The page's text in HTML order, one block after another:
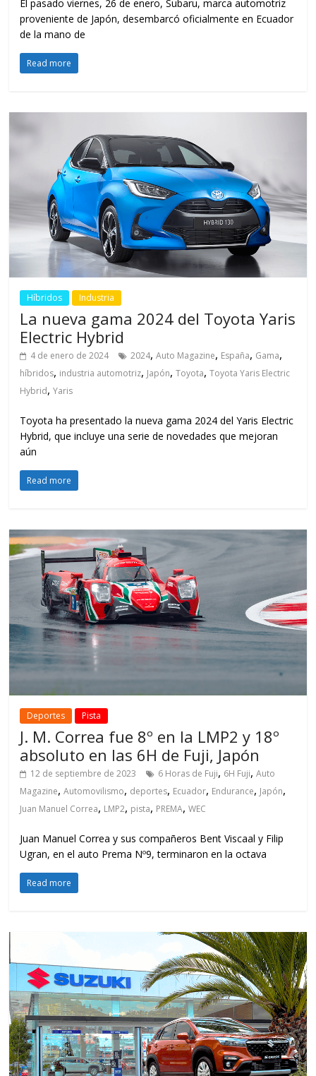
El pasado viernes, 26 de enero, Subaru, marca automotriz
proveniente de Japón, desembarcó oficialmente en Ecuador
de la mano de
Read more
Híbridos Industria
La nueva gama 2024 del Toyota Yaris
Electric Hybrid
4 de enero de 2024 2024,Auto Magazine, España, Gama,
híbridos, industria automotriz, Japón,Toyota,Toyota Yaris Electric
Hybrid,Yaris
Toyota ha presentado la nueva gama 2024 del Yaris Electric
Hybrid, que incluye una serie de novedades que mejoran
aún
Read more
Deportes Pista
J. M. Correa fue 8º en la LMP2 y 18º
absoluto en las 6H de Fuji, Japón
12 de septiembre de 2023 6 Horas de Fuji, 6H Fuji,Auto
Magazine,Automovilismo, deportes, Ecuador, Endurance, Japón,
Juan Manuel Correa, LMP2, pista, PREMA,WEC
Juan Manuel Correa y sus compañeros Bent Viscaal y Filip
Ugran, en el auto Prema Nº9, terminaron en la octava
Read more